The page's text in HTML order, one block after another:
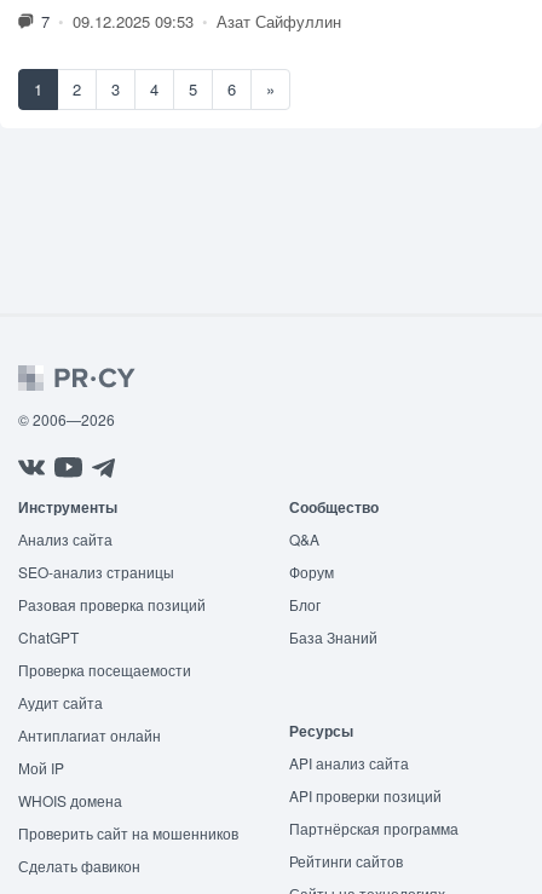
7 • 09.12.2025 09:53 • Азат Сайфуллин
1 2 3 4 5 6 »
© 2006—2026
Инструменты
Анализ сайта
SEO-анализ страницы
Разовая проверка позиций
ChatGPT
Проверка посещаемости
Аудит сайта
Антиплагиат онлайн
Мой IP
WHOIS домена
Проверить сайт на мошенников
Сделать фавикон
Сообщество
Q&A
Форум
Блог
База Знаний
Ресурсы
API анализ сайта
API проверки позиций
Партнёрская программа
Рейтинги сайтов